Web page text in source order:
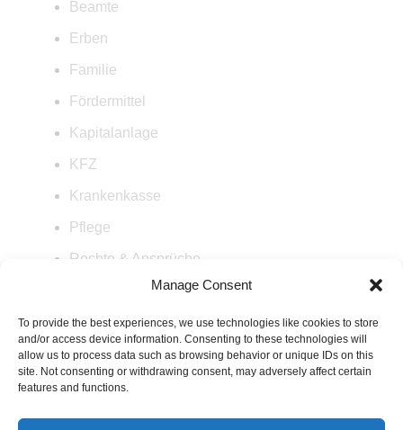
Manage Consent
To provide the best experiences, we use technologies like cookies to store
and/or access device information. Consenting to these technologies will
allow us to process data such as browsing behavior or unique IDs on this
site. Not consenting or withdrawing consent, may adversely affect certain
features and functions.
Beamte
Erben
Familie
Fördermittel
Kapitalanlage
KFZ
Krankenkasse
Pflege
Rechte & Ansprüche
Steuern
Versicherung
Wohnen